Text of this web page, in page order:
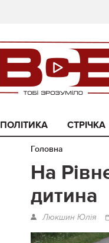
ПОЛІТИКА СТРІЧКА
Головна
На
дитина
Люкшин Юлія